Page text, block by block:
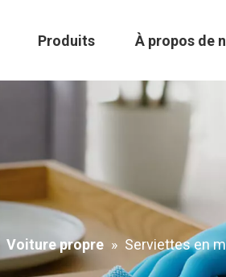
Produits À propos de
Voiture propre » Serviettes en